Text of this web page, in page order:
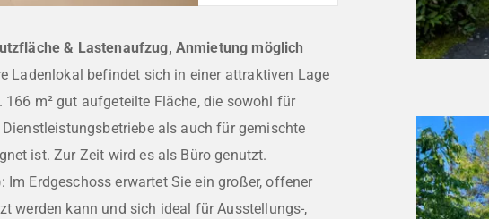
& Lastenaufzug, Anmietung möglich
Ladenlokal befindet sich in einer attraktiven Lage
m² gut aufgeteilte Fläche, die sowohl für
Dienstleistungsbetriebe als auch für gemischte
ist. Zur Zeit wird es als Büro genutzt.
Im Erdgeschoss erwartet Sie ein großer, offener
werden kann und sich ideal für Ausstellungs-,